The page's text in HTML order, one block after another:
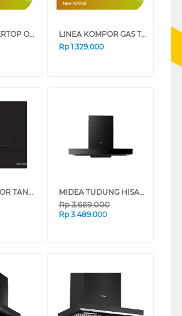
MITO COUNTERTOP OVEN AND AIR FRYER MO50 MO50-SILVER
New Arrival
LINEA KOMPOR GAS TLP101_
Rp 1.329.000
BOSCH KOMPOR TANAM INDUKSI BUILT IN HOB INDUCTION PUC61KAA5E_ MIDEA TUDUNG HISAP ASAP CHIMNEY WALL HOOD MH90M88ET23BJ-ID
Rp3.669.000
Rp 3.489.000